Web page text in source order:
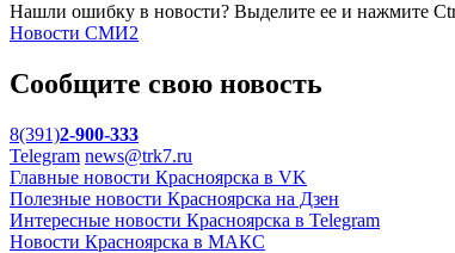
Нашли ошибку в новости? Выделите ее и нажмите
Новости СМИ2
Сообщите свою новость
8(391)2-900-333
Telegram news@trk7.ru
Главные новости Красноярска в VK
Полезные новости Красноярска на Дзен
Интересные новости Красноярска в Telegram
Новости Красноярска в МАКС